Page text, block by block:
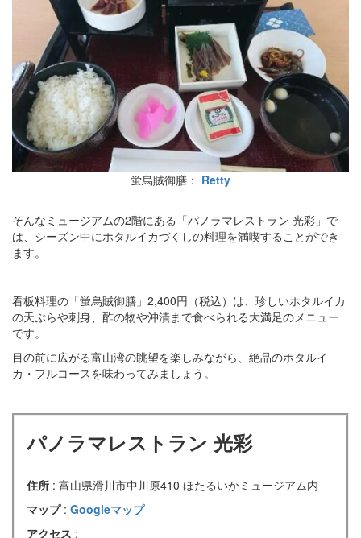
蛍烏賊御膳： Retty
そんなミュージアムの2階にある「パノラマレストラン 光彩」で
は、シーズン中にホタルイカづくしの料理を満喫することができ
ます。
看板料理の「蛍烏賊御膳」2,400円（税込）は、珍しいホタルイカ
の天ぷらや刺身、酢の物や沖漬まで食べられる大満足のメニュー
です。
目の前に広がる富山湾の眺望を楽しみながら、絶品のホタルイ
カ・フルコースを味わってみましょう。
パノラマレストラン 光彩
住所 : 富山県滑川市中川原410 ほたるいかミュージアム内
マップ : Googleマップ
アクセス :